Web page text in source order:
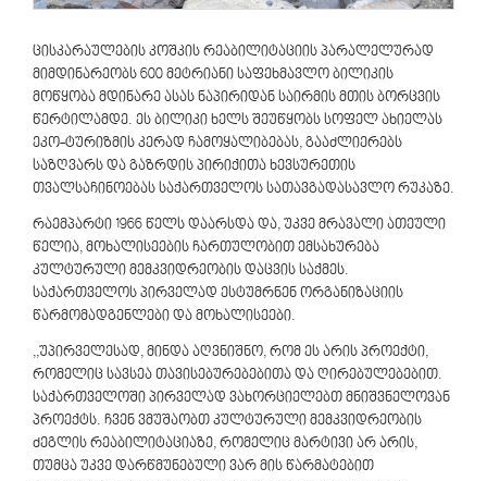
ცისკარაულების კოშკის რეაბილიტაციის პარალელურად
მიმდინარეობს 600 მეტრიანი საფეხმავლო ბილიკის
მოწყობა მდინარე ასას ნაპირიდან საირმის მთის ბორცვის
წერტილამდე. ეს ბილიკი ხელს შეუწყობს სოფელ ახიელას
ეკო-ტურიზმის კერად ჩამოყალიბებას, გააძლიერებს
საზღვარს და გაზრდის პირიქითა ხევსურეთის
თვალსაჩინოებას საქართველოს სათავგადასავლო რუკაზე.
რაემპარტი 1966 წელს დაარსდა და, უკვე მრავალი ათეული
წელია, მოხალისეების ჩართულობით ემსახურება
კულტურული მემკვიდრეობის დაცვის საქმეს.
საქართველოს პირველად ესტუმრნენ ორგანიზაციის
წარმომადგენლები და მოხალისეები.
,,უპირველესად, მინდა აღვნიშნო, რომ ეს არის პროექტი,
რომელიც სავსეა თავისებურებებითა და ღირებულებებით.
საქართველოში პირველად ვახორციელებთ მნიშვნელოვან
პროექტს. ჩვენ ვმუშაობთ კულტურული მემკვიდრეობის
ძეგლის რეაბილიტაციაზე, რომელიც მარტივი არ არის,
თუმცა უკვე დარწმუნებული ვარ მის წარმატებით